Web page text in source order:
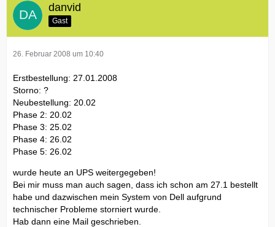
danvid
Gast
26. Februar 2008 um 10:40
Erstbestellung: 27.01.2008
Storno: ?
Neubestellung: 20.02
Phase 2: 20.02
Phase 3: 25.02
Phase 4: 26.02
Phase 5: 26.02
wurde heute an UPS weitergegeben!
Bei mir muss man auch sagen, dass ich schon am 27.1 bestellt
habe und dazwischen mein System von Dell aufgrund
technischer Probleme storniert wurde.
Hab dann eine Mail geschrieben.